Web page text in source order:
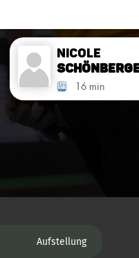
Nicole
16 min
Aufstellung